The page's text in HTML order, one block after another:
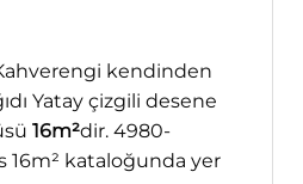
kendinden
Yatay çizgili desene
16m²dir. 4980-
16m² kataloğunda yer